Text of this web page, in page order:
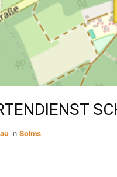
in Solms